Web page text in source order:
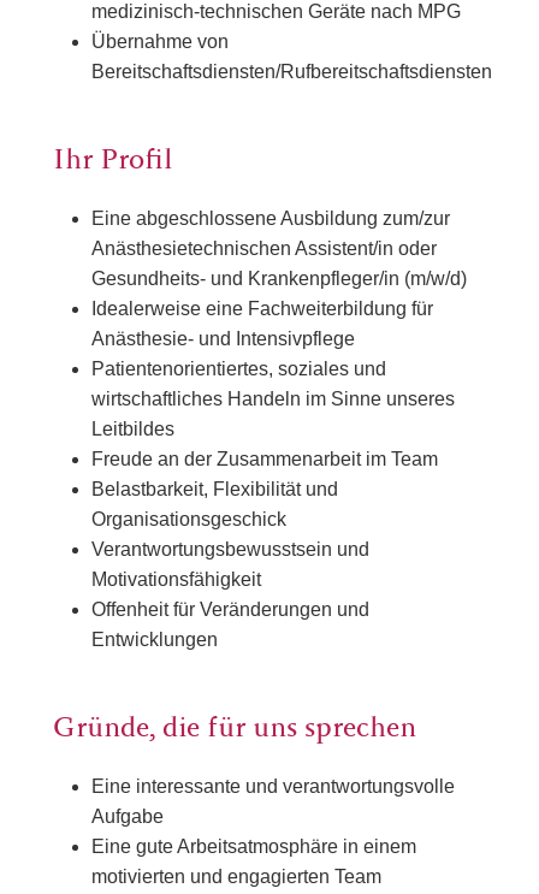
medizinisch-technischen Geräte nach MPG
Übernahme von
Bereitschaftsdiensten/Rufbereitschaftsdiensten
Ihr Profil
Eine abgeschlossene Ausbildung zum/zur
Anästhesietechnischen Assistent/in oder
Gesundheits- und Krankenpfleger/in (m/w/d)
Idealerweise eine Fachweiterbildung für
Anästhesie- und Intensivpflege
Patientenorientiertes, soziales und
wirtschaftliches Handeln im Sinne unseres
Leitbildes
Freude an der Zusammenarbeit im Team
Belastbarkeit, Flexibilität und
Organisationsgeschick
Verantwortungsbewusstsein und
Motivationsfähigkeit
Offenheit für Veränderungen und
Entwicklungen
Gründe, die für uns sprechen
Eine interessante und verantwortungsvolle
Aufgabe
Eine gute Arbeitsatmosphäre in einem
motivierten und engagierten Team